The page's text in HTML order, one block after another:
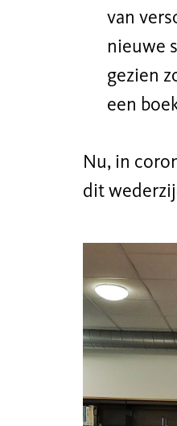
van
nieuwe
gezien
een
Nu, in
dit